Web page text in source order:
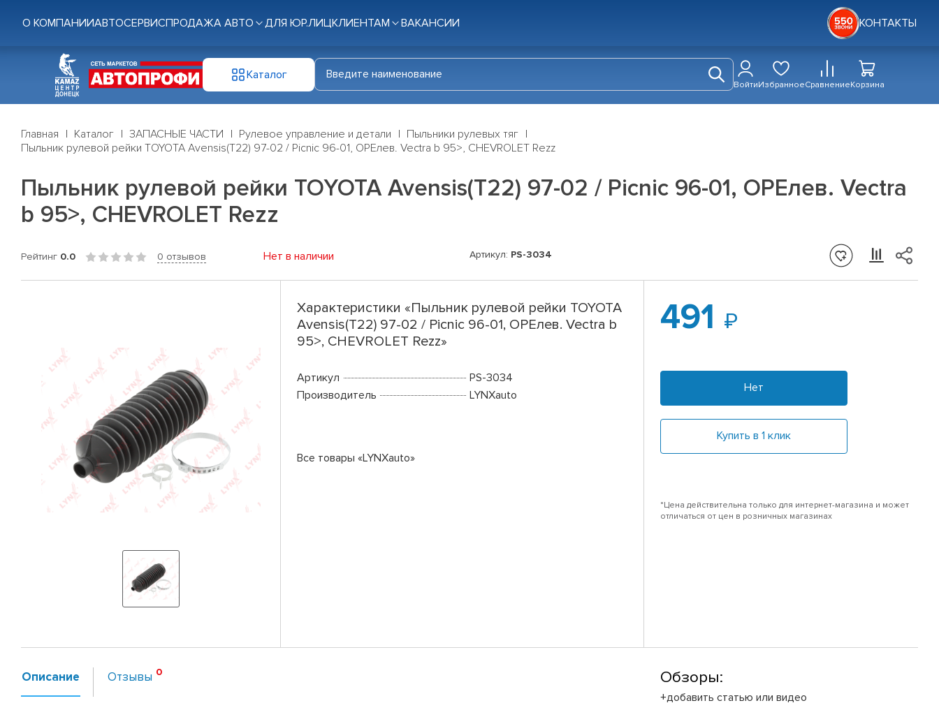
О КОМПАНИИАВТОСЕРВИСПРОДАЖА АВТО ДЛЯ ЮР.ЛИЦКЛИЕНТАМ ВАКАНСИИ КОНТАКТЫ
Каталог
ВойтиИзбранноеСравнениеКорзина
Главная Каталог ЗАПАСНЫЕ ЧАСТИ Рулевое управление и детали
Пыльники рулевых тяг
Пыльник рулевой рейки TOYOTA Avensis(T22) 97-02 / Picnic 96-01, OPEлев. Vectra b 95>, CHEVROLET Rezz
Пыльник рулевой рейки TOYOTA Avensis(T22) 97-02 / Picnic 96-01, OPEлев. Vectra
b 95>, CHEVROLET Rezz
Рейтинг 0.0 0 отзывов Нет в наличии Артикул: PS-3034
Характеристики «Пыльник рулевой рейки TOYOTA
Avensis(T22) 97-02 / Picnic 96-01, OPEлев. Vectra b
95>, CHEVROLET Rezz»
Артикул
PS-3034
Производитель
LYNXauto
Все товары «LYNXauto»
491
Нет
Купить в 1 клик
*Цена действительна только для интернет-магазина и может
отличаться от цен в розничных магазинах
Описание Отзывы Обзоры:
+добавить статью или видео